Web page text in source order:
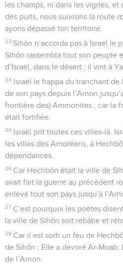
les champs, ni dans les vignes, et
des puits, nous suivrons la route
ayons dépassé ton territoire.
23 Sihôn n’accorda pas à Israël le
Sihôn rassembla tout son peuple
d’Israël, dans le désert ; il vint à
24 Israël le frappa du tranchant de
de son pays depuis l’Arnon
frontière des) Ammonites ; car la
était fortifiée.
25 Israël prit toutes ces villes-là.
les villes des Amoréens, à
dépendances.
26 Car Hechbôn était la ville de
avait fait la guerre au précédent
enlevé tout son pays jusqu’à
27 C’est pourquoi les poètes
la ville de Sihôn soit rebâtie et
28 Car il est sorti un feu de
de Sihôn ; Elle a dévoré Ar-Moab,
de l’Arnon.